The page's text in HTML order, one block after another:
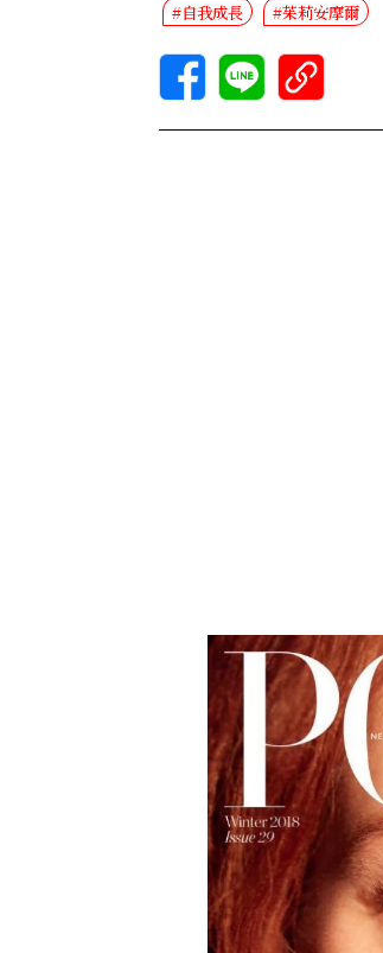
#自我成長 #茱莉安摩爾